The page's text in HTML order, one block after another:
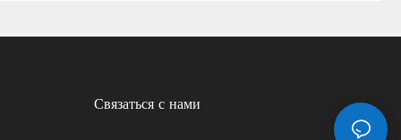
Связаться с нами